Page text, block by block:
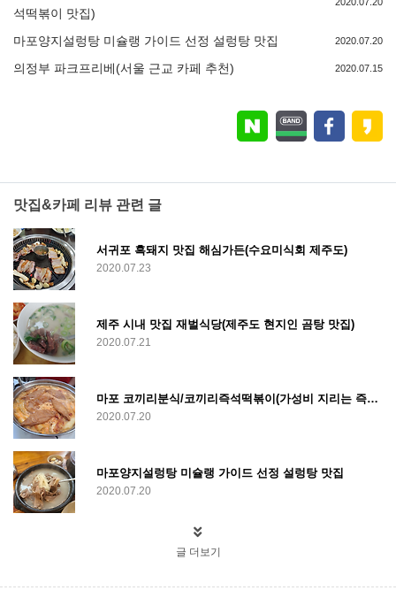
석떡볶이 맛집)
마포양지설렁탕 미슐랭 가이드 선정 설렁탕 맛집 2020.07.20
의정부 파크프리베(서울 근교 카페 추천) 2020.07.15
맛집&카페 리뷰 관련 글
서귀포 흑돼지 맛집 해심가든(수요미식회 제주도)
2020.07.23
제주 시내 맛집 재벌식당(제주도 현지인 곰탕 맛집)
2020.07.21
마포 코끼리분식/코끼리즉석떡볶이(가성비 지리는 즉석떡볶이 맛집)
2020.07.20
마포양지설렁탕 미슐랭 가이드 선정 설렁탕 맛집
2020.07.20
글 더보기